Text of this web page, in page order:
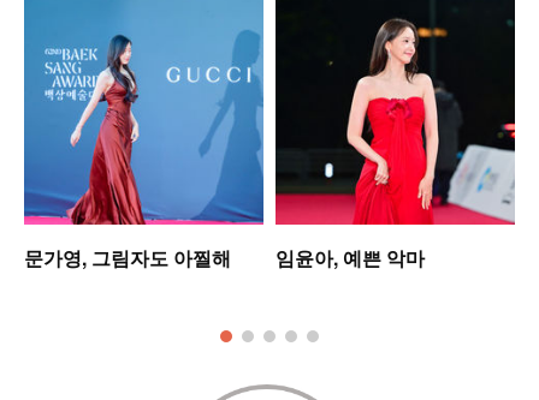
문가영, 그림자도 아찔해 임윤아, 예쁜 악마